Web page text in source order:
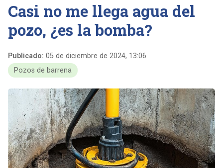
Casi no me llega agua del
pozo, ¿es la bomba?
Publicado: 05 de diciembre de 2024, 13:06
Pozos de barrena